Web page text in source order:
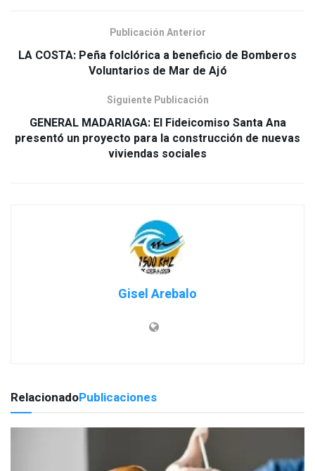
Publicación Anterior
LA COSTA: Peña folclórica a beneficio de Bomberos
Voluntarios de Mar de Ajó
Siguiente Publicación
GENERAL MADARIAGA: El Fideicomiso Santa Ana
presentó un proyecto para la construcción de nuevas
viviendas sociales
Gisel Arebalo
RelacionadoPublicaciones